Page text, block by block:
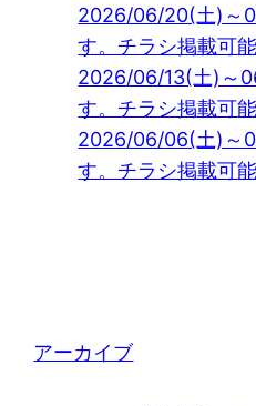
2026/06/20(土)～
す。チラシ掲載可
2026/06/13(土)～
す。チラシ掲載可
2026/06/06(土)～
す。チラシ掲載可
アーカイブ